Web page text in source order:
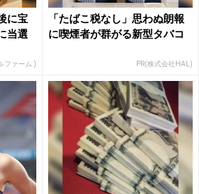
に宝
当選
ファーム )
「たばこ税なし」思わぬ朗報
に喫煙者が群がる新型タバコ
PR(株式会社HAL)